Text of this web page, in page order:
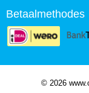
Betaalmethodes
© 2026